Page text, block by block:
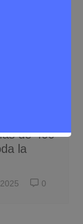
de 400
la
0